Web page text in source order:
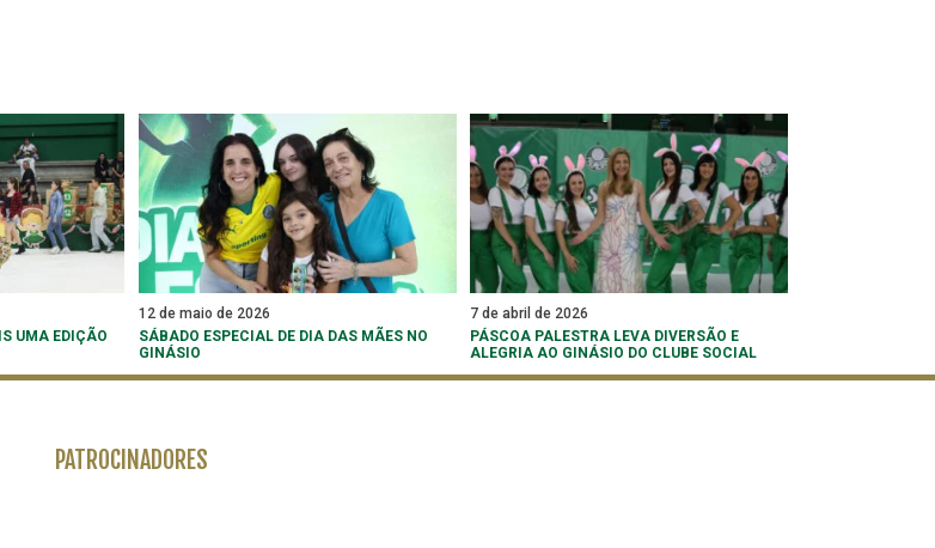
UMA EDIÇÃO
12 de maio de 2026
SÁBADO ESPECIAL DE DIA DAS MÃES NO
GINÁSIO
7 de abril de 2026
PÁSCOA PALESTRA LEVA DIVERSÃO E
ALEGRIA AO GINÁSIO DO CLUBE SOCIAL
PATROCINADORES